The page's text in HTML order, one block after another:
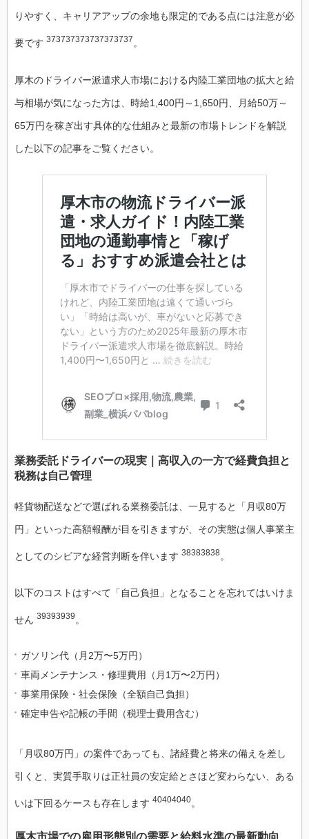
りやすく、キャリアアップの余地も限定的である点には注意が必
要です 373737373737373737 。
厚木のドライバー派遣求人市場における内陸工業団地の拡大と給
与相場が気になった方は、時給1,400円～1,650円、月給50万～
65万円を稼ぎ出す具体的な仕組みと最新の市場トレンドを解説
した以下の記事をご覧ください。
業務委託ドライバーの現実｜高収入の一方で経費負担と
税務は自己管理
軽貨物配送などで選ばれる業務委託は、一見すると「月収80万
円」といった高額報酬が目を引きますが、その実態は個人事業主
としてのシビアな経営判断を伴います 38383838。
以下のコストはすべて「自己負担」となることを忘れてはいけま
せん 39393939 。
ガソリン代（月2万〜5万円）
車両メンテナンス・修理費用（月1万〜2万円）
事業用保険・社会保険（全額自己負担）
確定申告や記帳の手間（税理士費用含む）
「月収80万円」の案件であっても、諸経費と将来の備えを差し
引くと、実質手取りは正社員の安定給とさほど変わらない、ある
いは下回るケースも存在します 40404040。
厚木市場での雇用形態別の需要と給料水準の最新動向